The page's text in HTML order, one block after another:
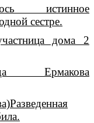
истинное
сестре.
дома 2
Ермакова
Разведенная